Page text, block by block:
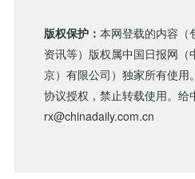
版权保护：本网登载的内容（
资讯等）版权属中国日报网（
京）有限公司）独家所有使用
协议授权，禁止转载使用。给
rx@chinadaily.com.cn